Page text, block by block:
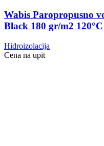
Wabis Paropropusno
Black 180 gr/m2 120°C
Hidroizolacija
Cena na upit